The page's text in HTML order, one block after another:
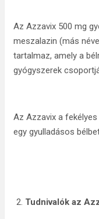
Az Azzavix 500 mg
meszalazin (más
tartalmaz, amely a
gyógyszerek
Az Azzavix a
egy gyulladásos
Tudnivalók az